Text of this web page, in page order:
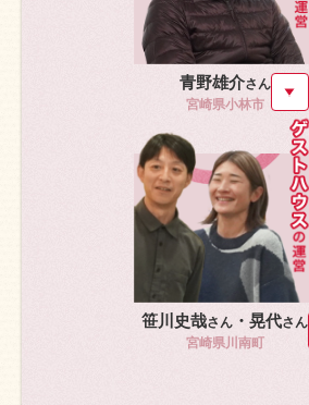
青野雄介さん
宮崎県小林市
笹川史哉さん ・晃代さん
宮崎県川南町